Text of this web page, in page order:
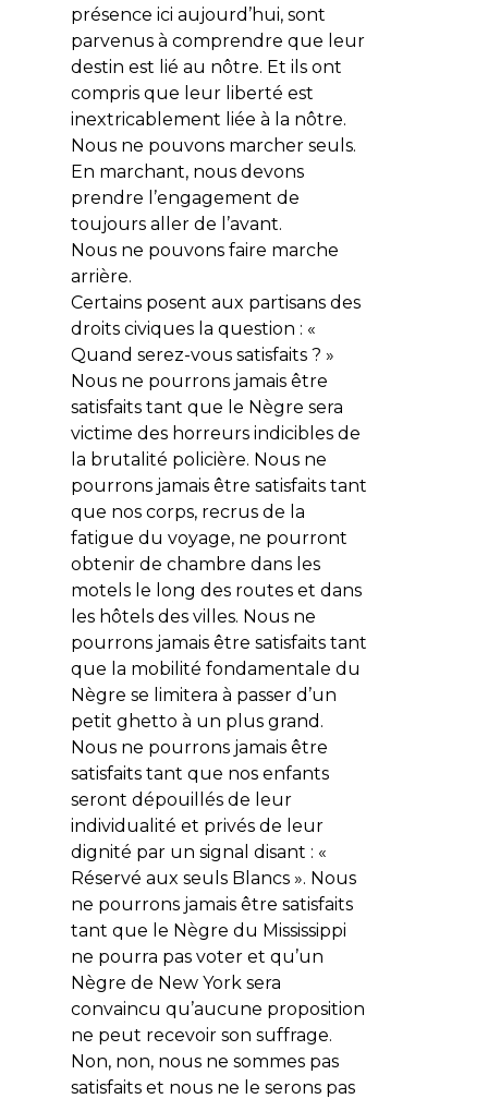
présence ici aujourd’hui, sont
parvenus à comprendre que leur
destin est lié au nôtre. Et ils ont
compris que leur liberté est
inextricablement liée à la nôtre.
Nous ne pouvons marcher seuls.
En marchant, nous devons
prendre l’engagement de
toujours aller de l’avant.
Nous ne pouvons faire marche
arrière.
Certains posent aux partisans des
droits civiques la question : «
Quand serez-vous satisfaits ? »
Nous ne pourrons jamais être
satisfaits tant que le Nègre sera
victime des horreurs indicibles de
la brutalité policière. Nous ne
pourrons jamais être satisfaits tant
que nos corps, recrus de la
fatigue du voyage, ne pourront
obtenir de chambre dans les
motels le long des routes et dans
les hôtels des villes. Nous ne
pourrons jamais être satisfaits tant
que la mobilité fondamentale du
Nègre se limitera à passer d’un
petit ghetto à un plus grand.
Nous ne pourrons jamais être
satisfaits tant que nos enfants
seront dépouillés de leur
individualité et privés de leur
dignité par un signal disant : «
Réservé aux seuls Blancs ». Nous
ne pourrons jamais être satisfaits
tant que le Nègre du Mississippi
ne pourra pas voter et qu’un
Nègre de New York sera
convaincu qu’aucune proposition
ne peut recevoir son suffrage.
Non, non, nous ne sommes pas
satisfaits et nous ne le serons pas